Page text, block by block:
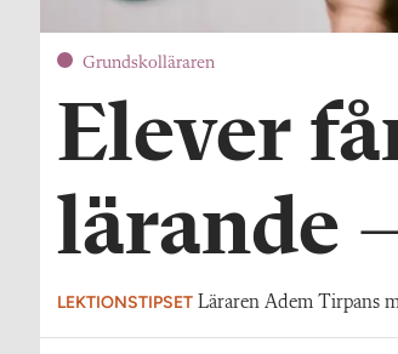
Grundskolläraren
Elever
lärande
LEKTIONSTIPSET Läraren Adem Tirpans